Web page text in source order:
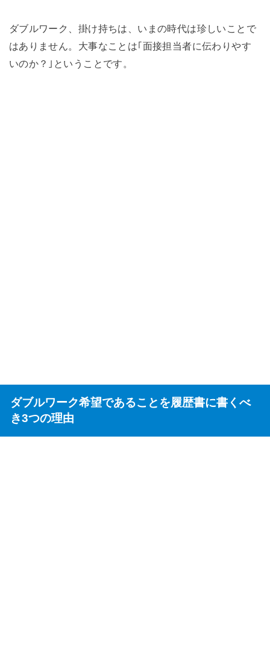
ダブルワーク、掛け持ちは、いまの時代は珍しいことで
はありません。大事なことは｢面接担当者に伝わりやす
いのか？｣ということです。
ダブルワーク希望であることを履歴書に書くべ
き3つの理由